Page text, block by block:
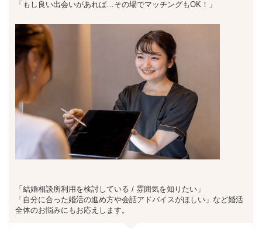
「もし良い出会いがあれば…その場でマッチングもOK！」
「結婚相談所利用を検討している / 雰囲気を知りたい」
「自分に合った婚活の進め方や会話アドバイスがほしい」など婚活
全体のお悩みにもお応えします。